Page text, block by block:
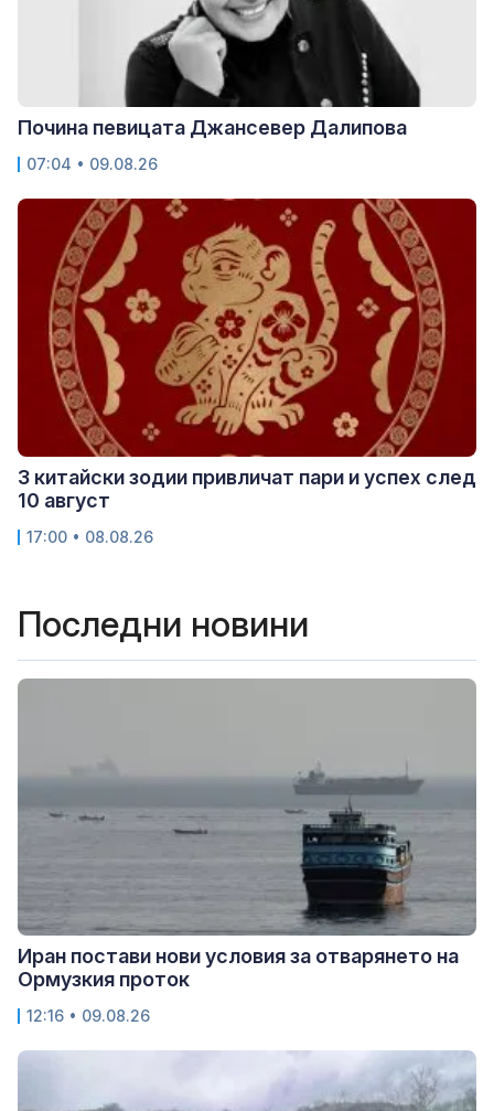
Почина певицата Джансевер Далипова
07:04 • 09.08.26
3 китайски зодии привличат пари и успех след
10 август
17:00 • 08.08.26
Последни новини
Иран постави нови условия за отварянето на
Ормузкия проток
12:16 • 09.08.26